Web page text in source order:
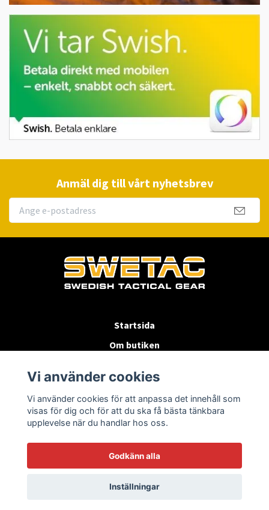
Anmäl dig till vårt nyhetsbrev
Startsida
Om butiken
Byten & Returer
Kontakta oss
Vi använder cookies
Vi använder cookies för att anpassa det innehåll som
visas för dig och för att du ska få bästa tänkbara
upplevelse när du handlar hos oss.
Godkänn alla
Inställningar